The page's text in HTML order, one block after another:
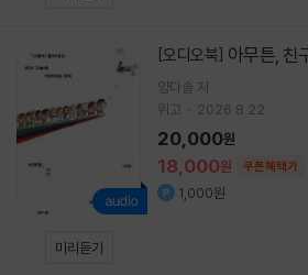
미리듣기
[오디오북] 아무튼, 친
양다솔 저
위고
2026.8.22.
18,000원 쿠폰혜택가
20,000원
1,000원